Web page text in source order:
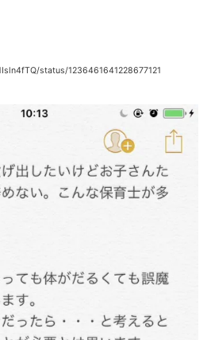
status/1236461641228677121